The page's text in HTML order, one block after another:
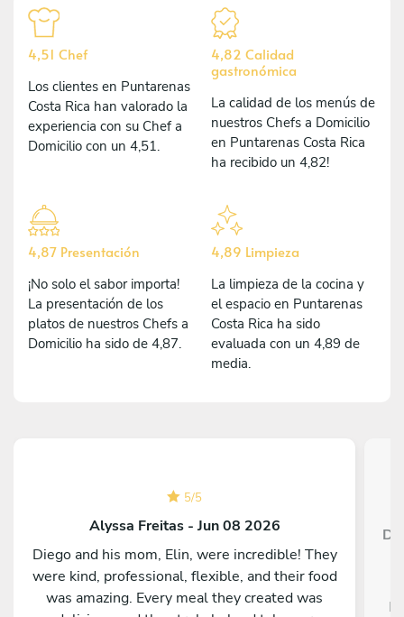
4,51 Chef
Los clientes en Puntarenas
Costa Rica han valorado la
experiencia con su Chef a
Domicilio con un 4,51.
4,82 Calidad
gastronómica
La calidad de los menús de
nuestros Chefs a Domicilio
en Puntarenas Costa Rica
ha recibido un 4,82!
4,87 Presentación
¡No solo el sabor importa!
La presentación de los
platos de nuestros Chefs a
Domicilio ha sido de 4,87.
4,89 Limpieza
La limpieza de la cocina y
el espacio en Puntarenas
Costa Rica ha sido
evaluada con un 4,89 de
media.
5/5
Alyssa Freitas - Jun 08 2026
Diego and his mom, Elin, were incredible! They
were kind, professional, flexible, and their food
was amazing. Every meal they created was